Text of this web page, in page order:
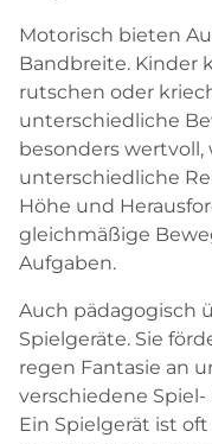
Motorisch bieten
Bandbreite. Kinder
rutschen oder
unterschiedliche
besonders wertvoll,
unterschiedliche
Höhe und
gleichmäßige
Aufgaben.
Auch pädagogisch
Spielgeräte. Sie
regen Fantasie an
verschiedene
Ein Spielgerät ist